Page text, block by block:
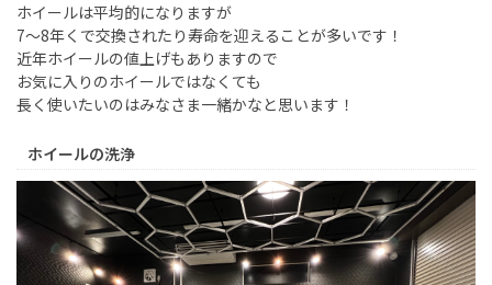
ホイールは平均的になりますが
7～8年くで交換されたり寿命を迎えることが多いです！
近年ホイールの値上げもありますので
お気に入りのホイールではなくても
長く使いたいのはみなさま一緒かなと思います！
ホイールの洗浄